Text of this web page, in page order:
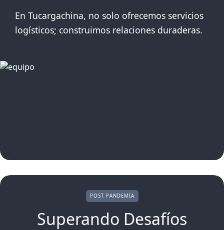
En Tucargachina, no solo ofrecemos servicios
logísticos; construimos relaciones duraderas.
POST PANDEMIA
Superando Desafíos